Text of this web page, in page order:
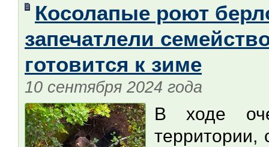
Косолапые роют
запечатлели
готовится к зиме
10 сентября 2024 года
В ходе
территории,